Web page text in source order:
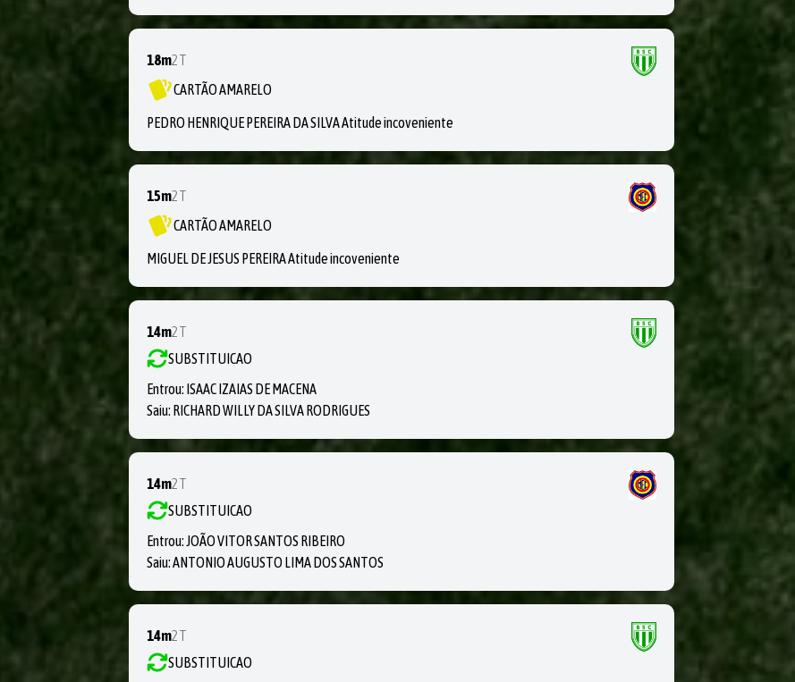
18m2T
CARTÃO AMARELO
PEDRO HENRIQUE PEREIRA DA SILVA Atitude incoveniente
15m2T
CARTÃO AMARELO
MIGUEL DE JESUS PEREIRA Atitude incoveniente
14m2T
SUBSTITUICAO
Entrou: ISAAC IZAIAS DE MACENA
Saiu: RICHARD WILLY DA SILVA RODRIGUES
14m2T
SUBSTITUICAO
Entrou:JOÃO VITOR SANTOS RIBEIRO
Saiu:ANTONIO AUGUSTO LIMA DOS SANTOS
14m2T
SUBSTITUICAO